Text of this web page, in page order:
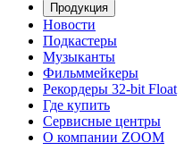
Продукция
Новости
Подкастеры
Музыканты
Фильммейкеры
Рекордеры 32-bit Float
Где купить
Сервисные центры
О компании ZOOM